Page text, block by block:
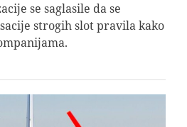
se saglasile da se
strogih slot pravila kako